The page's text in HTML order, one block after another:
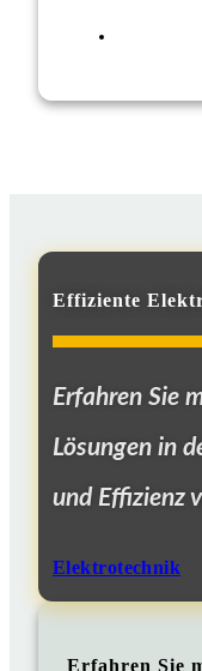
Effiziente
Erfahren Sie
Lösungen in
und Effizienz
Elektrotechnik
Erfahren Sie